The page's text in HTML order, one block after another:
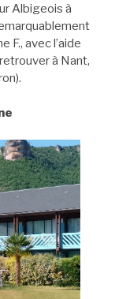
Albigeois à
F., avec l’aide
à Nant,